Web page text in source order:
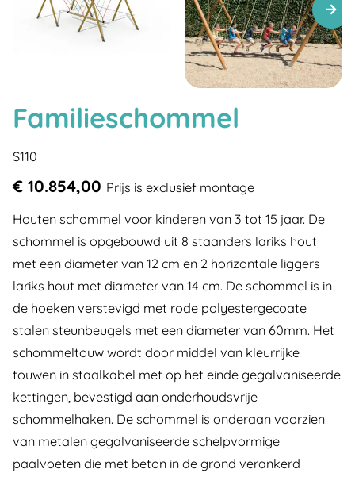
Familieschommel
S110
€ 10.854,00 Prijs is exclusief montage
Houten schommel voor kinderen van 3 tot 15 jaar. De
schommel is opgebouwd uit 8 staanders lariks hout
met een diameter van 12 cm en 2 horizontale liggers
lariks hout met diameter van 14 cm. De schommel is in
de hoeken verstevigd met rode polyestergecoate
stalen steunbeugels met een diameter van 60mm. Het
schommeltouw wordt door middel van kleurrijke
touwen in staalkabel met op het einde gegalvaniseerde
kettingen, bevestigd aan onderhoudsvrije
schommelhaken. De schommel is onderaan voorzien
van metalen gegalvaniseerde schelpvormige
paalvoeten die met beton in de grond verankerd